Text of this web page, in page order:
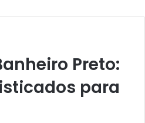
Preto:
para